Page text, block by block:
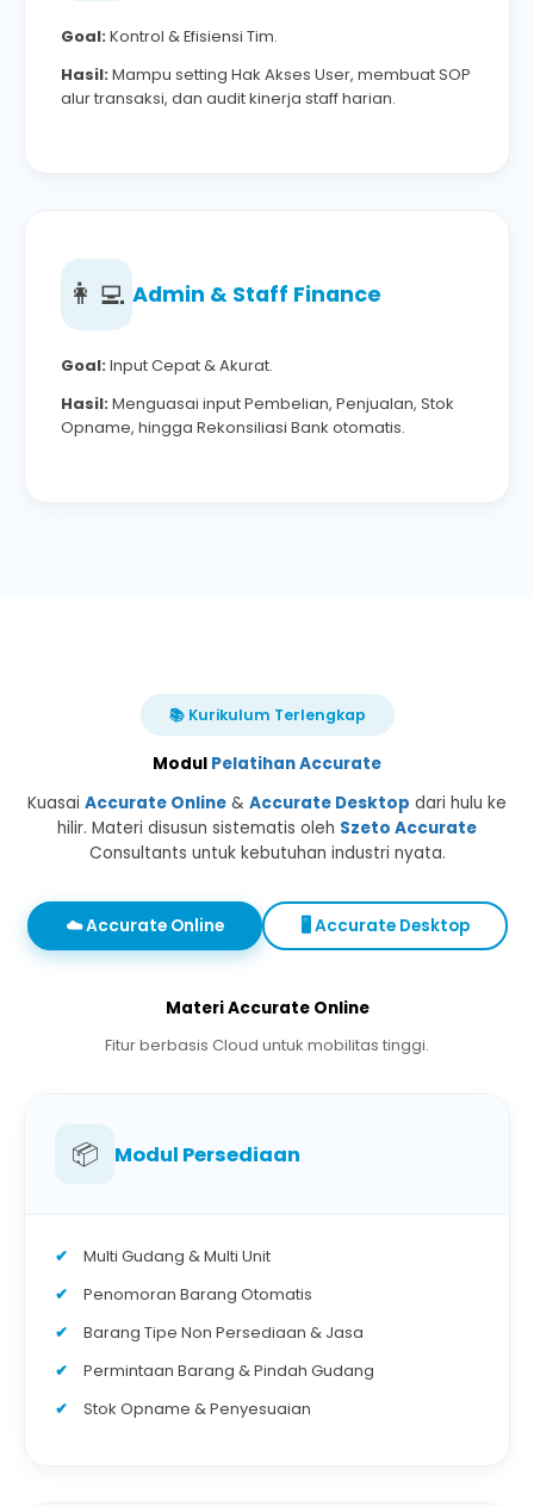
Goal:Kontrol & Efisiensi Tim.
Hasil:Mampu setting Hak Akses User, membuat SOP
alur transaksi, dan audit kinerja staff harian.
👩‍💻 Admin & Staff Finance
Goal:Input Cepat & Akurat.
Hasil:Menguasai input Pembelian, Penjualan, Stok
Opname, hingga Rekonsiliasi Bank otomatis.
📚 Kurikulum Terlengkap
Modul Pelatihan Accurate
Kuasai Accurate Online & Accurate Desktop dari hulu ke
hilir. Materi disusun sistematis oleh Szeto Accurate
Consultants untuk kebutuhan industri nyata.
☁️ Accurate Online 🖥️ Accurate Desktop
Materi Accurate Online
Fitur berbasis Cloud untuk mobilitas tinggi.
📦 Modul Persediaan
Multi Gudang & Multi Unit
Penomoran Barang Otomatis
Barang Tipe Non Persediaan & Jasa
Permintaan Barang & Pindah Gudang
Stok Opname & Penyesuaian